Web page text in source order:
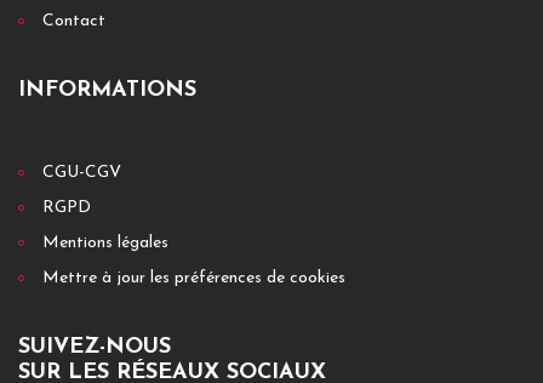
Contact
INFORMATIONS
CGU-CGV
RGPD
Mentions légales
Mettre à jour les préférences de cookies
SUIVEZ-NOUS
SUR LES RÉSEAUX SOCIAUX